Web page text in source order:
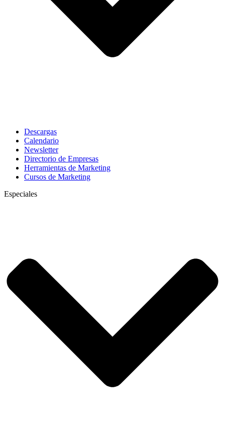
Descargas
Calendario
Newsletter
Directorio de Empresas
Herramientas de Marketing
Cursos de Marketing
Especiales